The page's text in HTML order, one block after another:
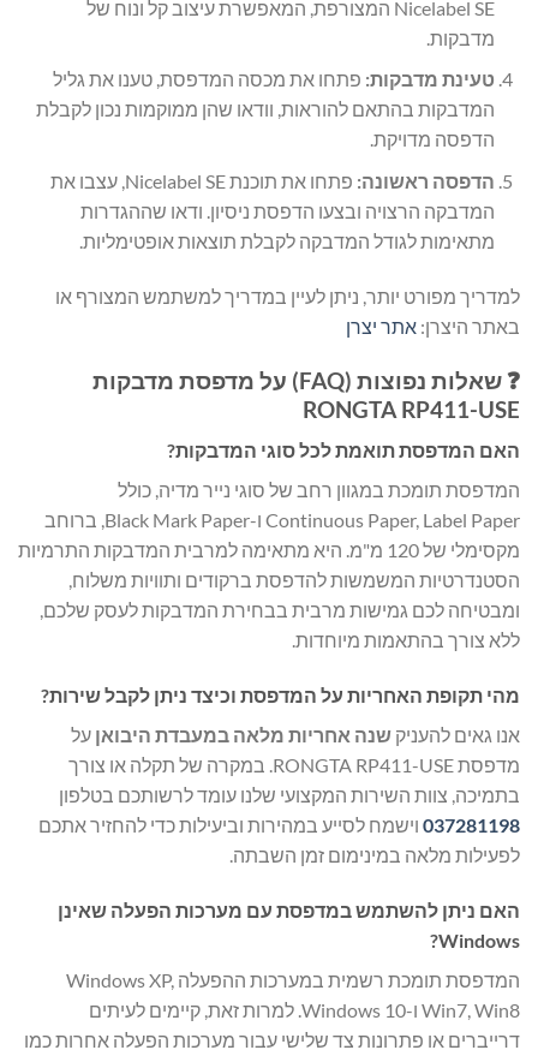
Nicelabel SE המצורפת, המאפשרת עיצוב קל ונוח של
מדבקות.
טעינת מדבקות: פתחו את מכסה המדפסת, טענו את גליל
המדבקות בהתאם להוראות, וודאו שהן ממוקמות נכון לקבלת
הדפסה מדויקת.
הדפסה ראשונה:
פתחו את תוכנת Nicelabel SE, עצבו את
המדבקה הרצויה ובצעו הדפסת ניסיון. ודאו שההגדרות
מתאימות לגודל המדבקה לקבלת תוצאות אופטימליות.
למדריך מפורט יותר, ניתן לעיין במדריך למשתמש המצורף או
באתר היצרן: אתר יצרן
❓ שאלות נפוצות (FAQ) על מדפסת מדבקות
RONGTA RP411-USE
האם המדפסת תואמת לכל סוגי המדבקות?
המדפסת תומכת במגוון רחב של סוגי נייר מדיה, כולל
Continuous Paper, Label Paper ו-Black Mark Paper, ברוחב
מקסימלי של 120 מ"מ. היא מתאימה למרבית המדבקות התרמיות
הסטנדרטיות המשמשות להדפסת ברקודים ותוויות משלוח,
ומבטיחה לכם גמישות מרבית בבחירת המדבקות לעסק שלכם,
ללא צורך בהתאמות מיוחדות.
מהי תקופת האחריות על המדפסת וכיצד ניתן לקבל שירות?
אנו גאים להעניק שנה אחריות מלאה במעבדת היבואן על
מדפסת RONGTA RP411-USE. במקרה של תקלה או צורך
בתמיכה, צוות השירות המקצועי שלנו עומד לרשותכם בטלפון
037281198 וישמח לסייע במהירות וביעילות כדי להחזיר אתכם
לפעילות מלאה במינימום זמן השבתה.
האם ניתן להשתמש במדפסת עם מערכות הפעלה שאינן
Windows?
המדפסת תומכת רשמית במערכות ההפעלה Windows XP,
Win7, Win8 ו-Windows 10. למרות זאת, קיימים לעיתים
דרייברים או פתרונות צד שלישי עבור מערכות הפעלה אחרות כמו